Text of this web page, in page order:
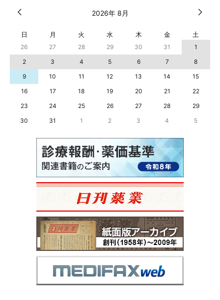
2026年 8月
日 月 火 水 木 金 土
26 27 28 29 30 31
1
2
3 4 5 6 7
8
9
10 11 12 13 14
15
16
17 18 19 20 21
22
23
24 25 26 27 28
29
30
31 1 2 3 4 5